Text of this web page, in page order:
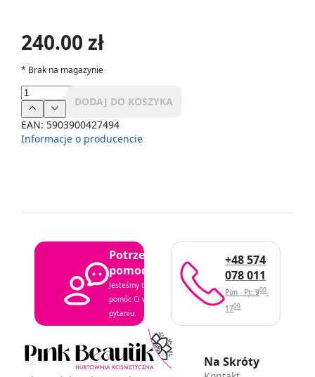
240.00 zł
* Brak na magazynie
DODAJ DO KOSZYKA
EAN: 5903900427494
Informacje o producencie
Potrzebujesz
pomocy?
Jesteśmy tutaj, aby
pomóc Ci w każdym
pytaniu.
+48 574
078 011
Pon - Pt: 900-
1700
Na Skróty